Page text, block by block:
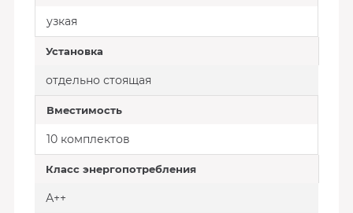
узкая
Установка
отдельно стоящая
Вместимость
10 комплектов
Класс энергопотребления
А++